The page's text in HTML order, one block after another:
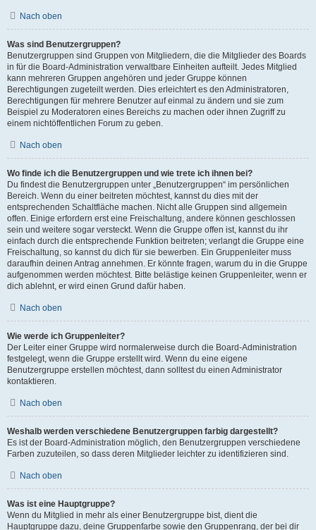
Nach oben
Was sind Benutzergruppen?
Benutzergruppen sind Gruppen von Mitgliedern, die die Mitglieder des Boards
in für die Board-Administration verwaltbare Einheiten aufteilt. Jedes Mitglied
kann mehreren Gruppen angehören und jeder Gruppe können
Berechtigungen zugeteilt werden. Dies erleichtert es den Administratoren,
Berechtigungen für mehrere Benutzer auf einmal zu ändern und sie zum
Beispiel zu Moderatoren eines Bereichs zu machen oder ihnen Zugriff zu
einem nichtöffentlichen Forum zu geben.
Nach oben
Wo finde ich die Benutzergruppen und wie trete ich ihnen bei?
Du findest die Benutzergruppen unter „Benutzergruppen“ im persönlichen
Bereich. Wenn du einer beitreten möchtest, kannst du dies mit der
entsprechenden Schaltfläche machen. Nicht alle Gruppen sind allgemein
offen. Einige erfordern erst eine Freischaltung, andere können geschlossen
sein und weitere sogar versteckt. Wenn die Gruppe offen ist, kannst du ihr
einfach durch die entsprechende Funktion beitreten; verlangt die Gruppe eine
Freischaltung, so kannst du dich für sie bewerben. Ein Gruppenleiter muss
daraufhin deinen Antrag annehmen. Er könnte fragen, warum du in die Gruppe
aufgenommen werden möchtest. Bitte belästige keinen Gruppenleiter, wenn er
dich ablehnt, er wird einen Grund dafür haben.
Nach oben
Wie werde ich Gruppenleiter?
Der Leiter einer Gruppe wird normalerweise durch die Board-Administration
festgelegt, wenn die Gruppe erstellt wird. Wenn du eine eigene
Benutzergruppe erstellen möchtest, dann solltest du einen Administrator
kontaktieren.
Nach oben
Weshalb werden verschiedene Benutzergruppen farbig dargestellt?
Es ist der Board-Administration möglich, den Benutzergruppen verschiedene
Farben zuzuteilen, so dass deren Mitglieder leichter zu identifizieren sind.
Nach oben
Was ist eine Hauptgruppe?
Wenn du Mitglied in mehr als einer Benutzergruppe bist, dient die
Hauptgruppe dazu, deine Gruppenfarbe sowie den Gruppenrang, der bei dir